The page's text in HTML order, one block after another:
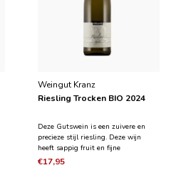
Weingut Kranz
Riesling Trocken BIO 2024
Deze Gutswein is een zuivere en
precieze stijl riesling. Deze wijn
heeft sappig fruit en fijne
citrustonen van limoen en
sinaasappelschil. Het heeft een
€17,95